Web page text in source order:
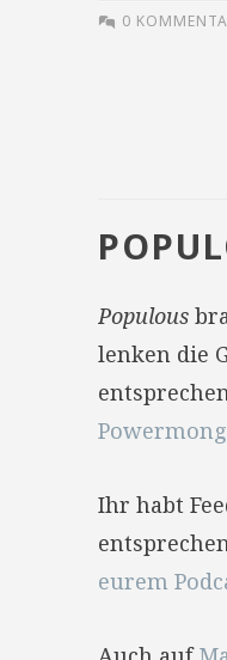
0
Populous
lenken die
Ihr habt
eurem